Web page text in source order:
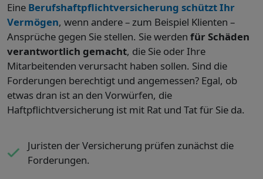
Eine Berufshaftpflichtversicherung schützt Ihr
Vermögen, wenn andere – zum Beispiel Klienten –
Ansprüche gegen Sie stellen. Sie werden für Schäden
verantwortlich gemacht, die Sie oder Ihre
Mitarbeitenden verursacht haben sollen. Sind die
Forderungen berechtigt und angemessen? Egal, ob
etwas dran ist an den Vorwürfen, die
Haftpflichtversicherung ist mit Rat und Tat für Sie da.
Juristen der Versicherung prüfen zunächst die
Forderungen.